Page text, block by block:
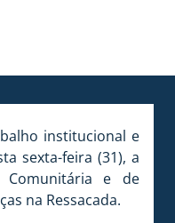
institucional e
sexta-feira (31), a
Comunitária e de
na Ressacada.